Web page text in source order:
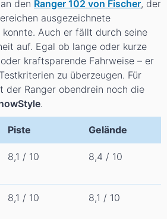
den Ranger 102 von Fischer, der
ausgezeichnete
Auch er fällt durch seine
auf. Egal ob lange oder kurze
kraftsparende Fahrweise – er
zu überzeugen. Für
der Ranger obendrein noch die
.
Piste Gelände
8,1 / 10 8,4 / 10
8,1 / 10 8,1 / 10